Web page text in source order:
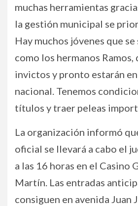
muchas herramientas
la gestión municipal se
Hay muchos jóvenes que se
como los hermanos Ramos,
invictos y pronto estarán
nacional. Tenemos
títulos y traer peleas
La organización informó
oficial se llevará a cabo el
a las 16 horas en el Casino
Martín. Las entradas
consiguen en avenida Juan